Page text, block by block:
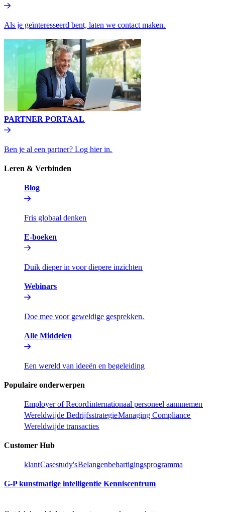
Als je geïnteresseerd bent, laten we contact maken.​​
PARTNER PORTAAL​​
Ben je al een partner? Log hier in.​​
Leren & Verbinden​​
Blog​​
Fris globaal denken​​
E-boeken​​
Duik dieper in voor diepere inzichten​​
Webinars​​
Doe mee voor geweldige gesprekken.​​
Alle Middelen​​
Een wereld van ideeën en begeleiding​​
Populaire onderwerpen​​
Employer of Record​​internationaal personeel aannnemen​​
Wereldwijde Bedrijfsstrategie​​Managing Compliance​​
Wereldwijde transacties​​
Customer Hub​​
klant​​Casestudy's​​Belangenbehartigingsprogramma​​
G-P kunstmatige intelligentie Kenniscentrum​​